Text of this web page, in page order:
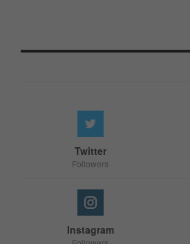
Twitter
Followers
Instagram